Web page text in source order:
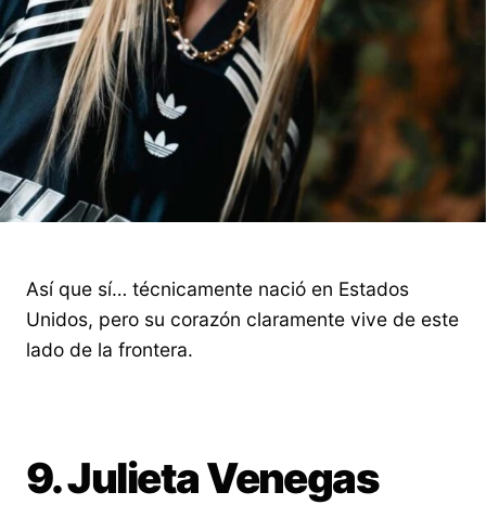
Así que sí… técnicamente nació en Estados
Unidos, pero su corazón claramente vive de este
lado de la frontera.
9. Julieta Venegas